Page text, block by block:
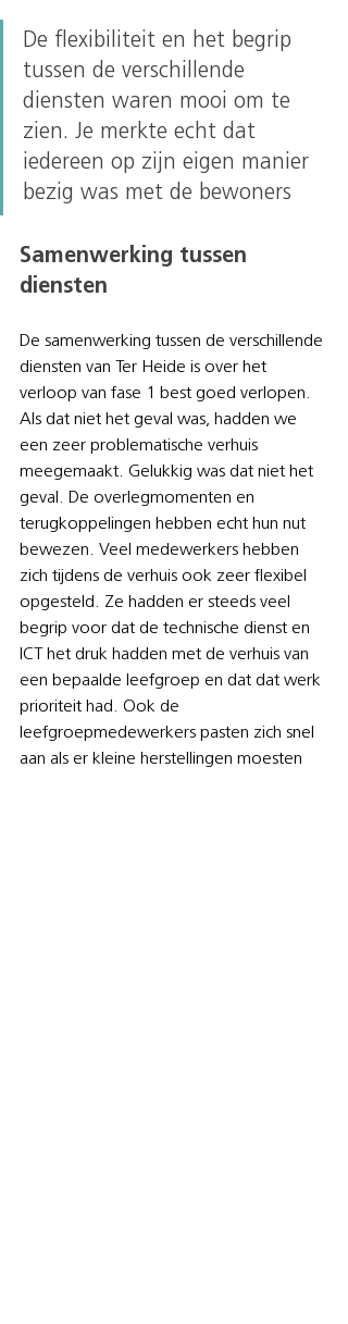
De flexibiliteit en het begrip
tussen de verschillende
diensten waren mooi om te
zien. Je merkte echt dat
iedereen op zijn eigen manier
bezig was met de bewoners
Samenwerking tussen
diensten
De samenwerking tussen de verschillende
diensten van Ter Heide is over het
verloop van fase 1 best goed verlopen.
Als dat niet het geval was, hadden we
een zeer problematische verhuis
meegemaakt. Gelukkig was dat niet het
geval. De overlegmomenten en
terugkoppelingen hebben echt hun nut
bewezen. Veel medewerkers hebben
zich tijdens de verhuis ook zeer flexibel
opgesteld. Ze hadden er steeds veel
begrip voor dat de technische dienst en
ICT het druk hadden met de verhuis van
een bepaalde leefgroep en dat dat werk
prioriteit had. Ook de
leefgroepmedewerkers pasten zich snel
aan als er kleine herstellingen moesten